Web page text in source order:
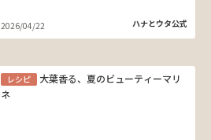
2026/04/22 ハナとウタ公式
レシピ
大葉香る、夏のビューティーマリ
ネ